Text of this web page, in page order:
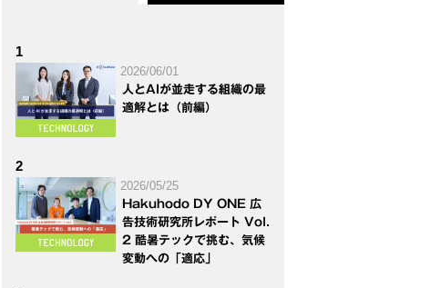
1
2026/06/01
人とAIが並走する組織の最
適解とは（前編）
2
2026/05/25
Hakuhodo DY ONE 広
告技術研究所レポート Vol.
2 酷暑テックで挑む、気候
変動への「適応」